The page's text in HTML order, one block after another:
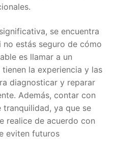
se encuentra
estás seguro de cómo
es llamar a un
la experiencia y las
diagnosticar y reparar
Además, contar con
ya que se
realice de acuerdo con
eviten futuros